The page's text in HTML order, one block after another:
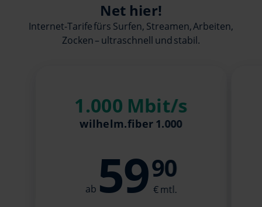
Net hier!
Internet-Tarife fürs Surfen, Streamen, Arbeiten,
Zocken – ultraschnell und stabil.
1.000 Mbit/s
wilhelm.fiber 1.000
5990